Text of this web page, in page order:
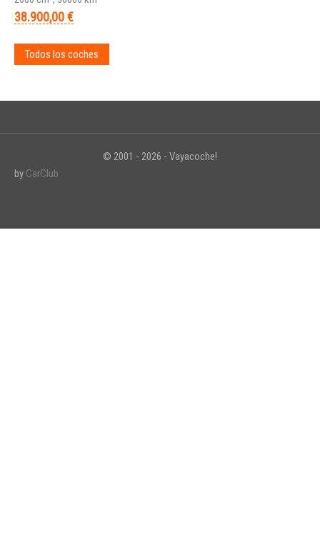
38.900,00 €
Todos los coches
© 2001 - 2026 - Vayacoche!
by CarClub